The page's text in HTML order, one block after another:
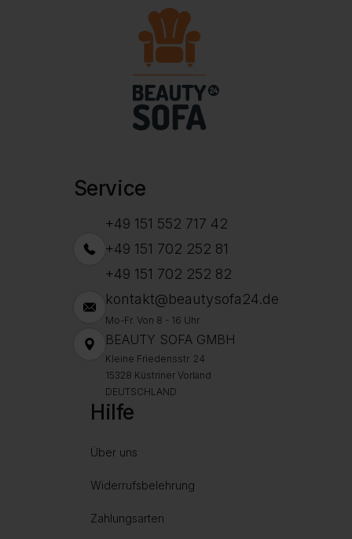
Service
+49 151 552 717 42
+49 151 702 252 81
+49 151 702 252 82
kontakt@beautysofa24.de
Mo-Fr. Von 8 - 16 Uhr
BEAUTY SOFA GMBH
Kleine Friedensstr. 24
15328 Küstriner Vorland
DEUTSCHLAND
Hilfe
Über uns
Widerrufsbelehrung
Zahlungsarten